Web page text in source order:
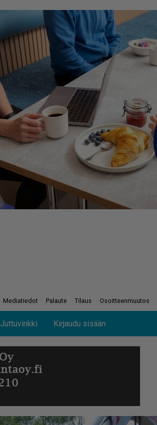
Mediatiedot Palaute Tilaus Osoitteenmuutos
Juttuvinkki Kirjaudu sisään